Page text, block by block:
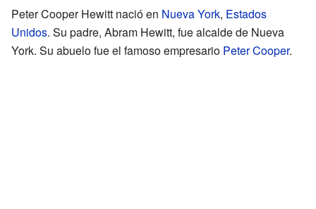
Peter Cooper Hewitt nació en Nueva York, Estados
Unidos. Su padre, Abram Hewitt, fue alcalde de Nueva
York. Su abuelo fue el famoso empresario Peter Cooper.